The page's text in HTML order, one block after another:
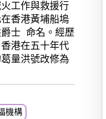
工作與救援行
香港黃埔船塢
士 命名。經歷
港在五十年代
量洪號改修為
機構